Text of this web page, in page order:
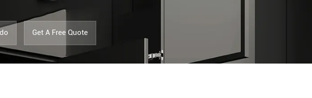
Get A Free Quote